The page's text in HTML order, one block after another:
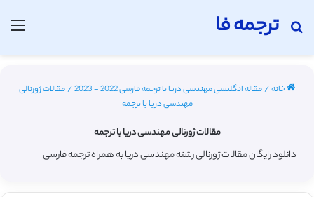
ترجمه فا
جستجو برای
خانه/مقاله انگلیسی مهندسی دریا با ترجمه فارسی 2022 - 2023 /مقالات ژورنالی
مهندسی دریا با ترجمه
مقالات ژورنالی مهندسی دریا با ترجمه
دانلود رایگان مقالات ژورنالی رشته مهندسی دریا به همراه ترجمه فارسی